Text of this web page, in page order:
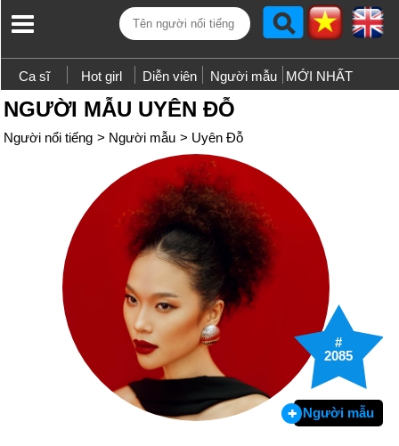
Ca sĩ Hot girl Diễn viên Người mẫu MỚI NHẤT
NGƯỜI MẪU UYÊN ĐỖ
Người nổi tiếng > Người mẫu > Uyên Đỗ
#
2085
Người mẫu